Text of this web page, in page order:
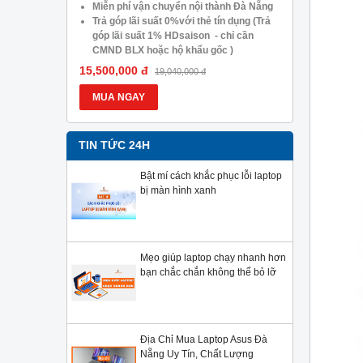
Miễn phí vận chuyển nội thành Đà Nẵng
Trả góp lãi suất 0%với thẻ tín dụng (Trả
góp lãi suất 1% HDsaison - chỉ cần
CMND BLX hoặc hộ khẩu gốc )
Giảm 20%khi nâng cấp Ram-SSD
Giảm giá trực tiếp đối với khách hàng ở
xa, HSSV . Săn 10.000 Voucher Giảm
Giá 500.000đ
15,500,000 đ 19,040,000 đ
MUA NGAY
Giảm
Giảm
xa,
TIN TỨC 24H
Bật mí cách khắc phục lỗi laptop
bị màn hình xanh
Mẹo giúp laptop chạy nhanh hơn
bạn chắc chắn không thể bỏ lỡ
Địa Chỉ Mua Laptop Asus Đà
Nẵng Uy Tín, Chất Lượng